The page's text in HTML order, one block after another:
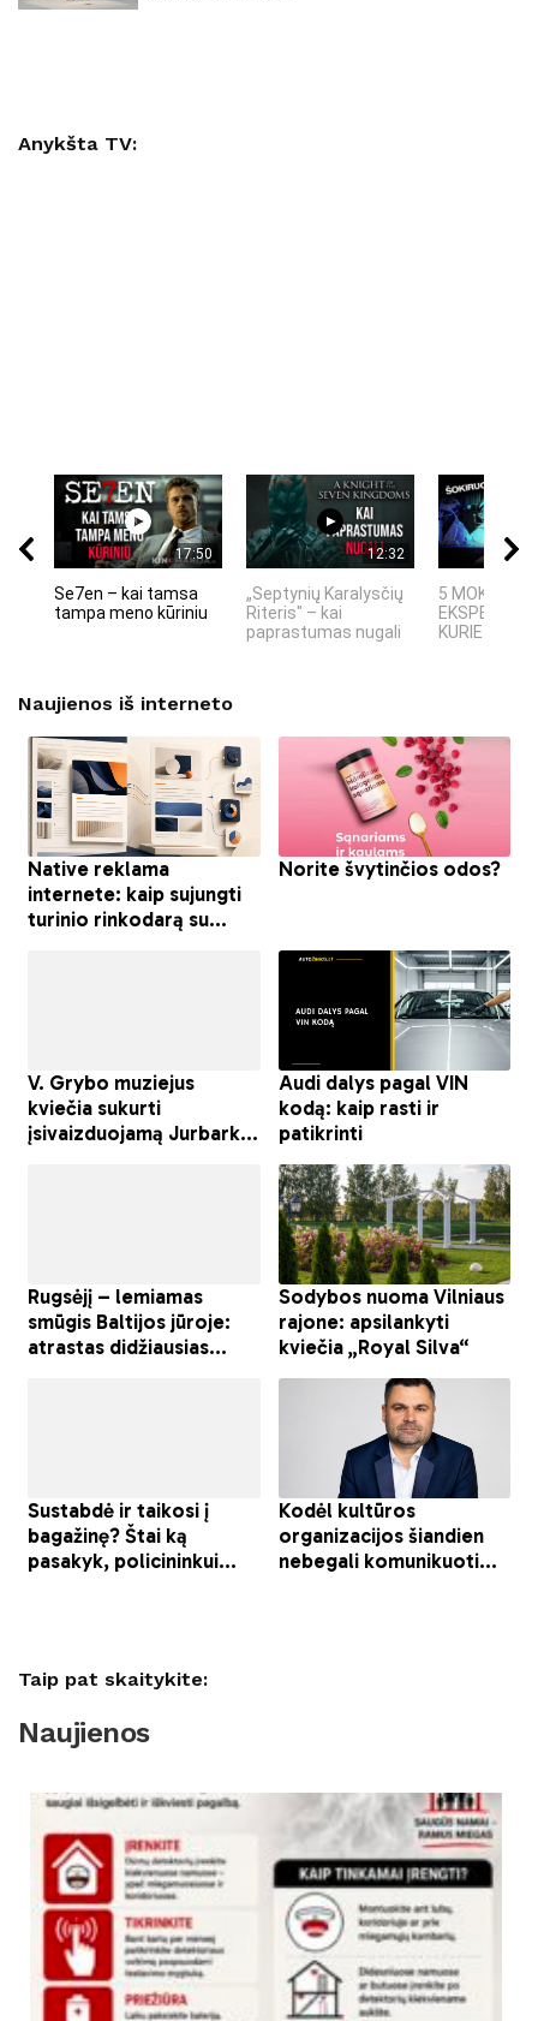
Anykšta TV:
17:50
Se7en – kai tamsa
tampa meno kūriniu
12:32
„Septynių Karalysčių
Riteris" – kai
paprastumas nugali
5 MOKSLINIAI
KURIE
Naujienos iš interneto
Taip pat skaitykite:
Naujienos